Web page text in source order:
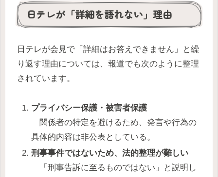
日テレが「詳細を語れない」理由
日テレが会見で「詳細はお答えできません」と繰
り返す理由については、報道でも次のように整理
されています。
プライバシー保護・被害者保護
関係者の特定を避けるため、発言や行為の
具体的内容は非公表としている。
刑事事件ではないため、法的整理が難しい
「刑事告訴に至るものではない」と説明し